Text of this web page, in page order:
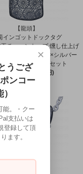
【龍頭】
インゴットドックタグ
チェーントップ 燻し仕上げ
ダントトップ K18×シルバー
ーアイビーズ 2個セット
円(税8,450円)
×
うござ
ンコー
能。・クー
支払いは
登録して頂
ます。